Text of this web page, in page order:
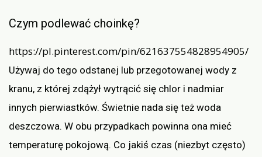
Czym podlewać choinkę?
https://pl.pinterest.com/pin/621637554828954905/
Używaj do tego odstanej lub przegotowanej wody z
kranu, z której zdążył wytrącić się chlor i nadmiar
innych pierwiastków. Świetnie nada się też woda
deszczowa. W obu przypadkach powinna ona mieć
temperaturę pokojową. Co jakiś czas (niezbyt często)